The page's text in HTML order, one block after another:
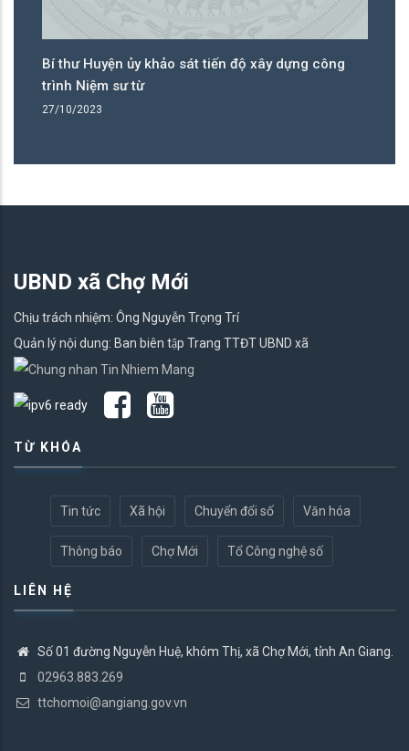
Bí thư Huyện ủy khảo sát tiến độ xây dựng công
trình Niệm sư từ
27/10/2023
UBND xã Chợ Mới
Chịu trách nhiệm: Ông Nguyễn Trọng Trí
Quản lý nội dung: Ban biên tập Trang TTĐT UBND xã
TỪ KHÓA
Tin tức Xã hội Chuyển đổi số Văn hóa
Thông báo Chợ Mới Tổ Công nghệ số
LIÊN HỆ
Số 01 đường Nguyễn Huệ, khóm Thị, xã Chợ Mới, tỉnh An Giang.
02963.883.269
ttchomoi@angiang.gov.vn